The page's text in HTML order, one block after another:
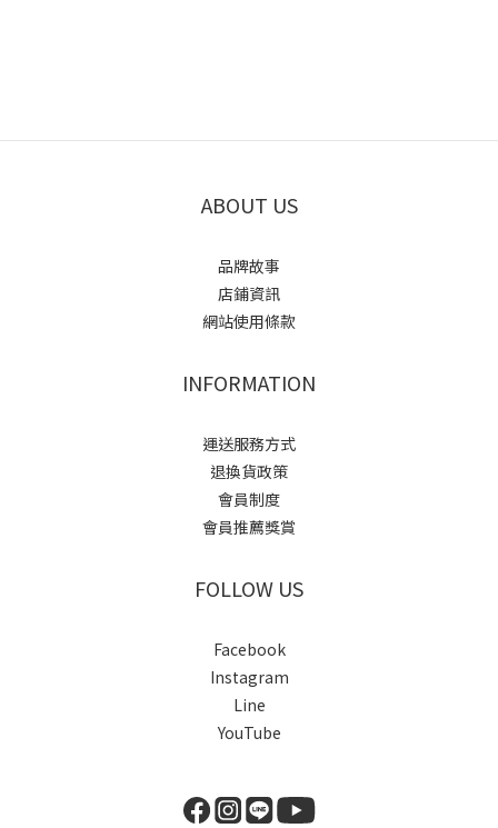
ABOUT US
品牌故事
店鋪資訊
網站使用條款
INFORMATION
運送服務方式
退換貨政策
會員制度
會員推薦獎賞
FOLLOW US
Facebook
Instagram
Line
YouTube